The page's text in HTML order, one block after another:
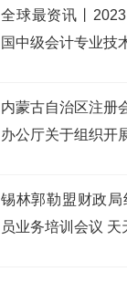
全球最资讯丨
国中级会计专业技
内蒙古自治区注册
办公厅关于组织开
锡林郭勒盟财政局
员业务培训会议 天